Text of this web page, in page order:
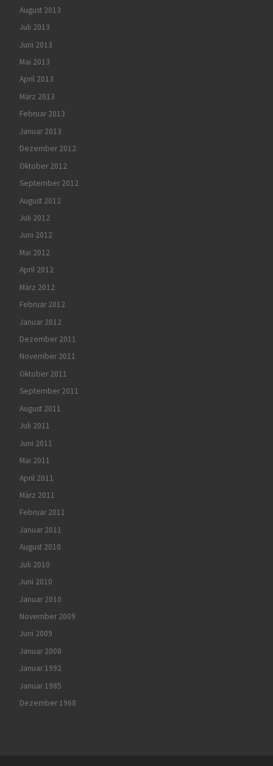
August 2013
Juli 2013
Juni 2013
Mai 2013
April 2013
März 2013
Februar 2013
Januar 2013
Dezember 2012
Oktober 2012
September 2012
August 2012
Juli 2012
Juni 2012
Mai 2012
April 2012
März 2012
Februar 2012
Januar 2012
Dezember 2011
November 2011
Oktober 2011
September 2011
August 2011
Juli 2011
Juni 2011
Mai 2011
April 2011
März 2011
Februar 2011
Januar 2011
August 2010
Juli 2010
Juni 2010
Januar 2010
November 2009
Juni 2009
Januar 2008
Januar 1992
Januar 1985
Dezember 1968